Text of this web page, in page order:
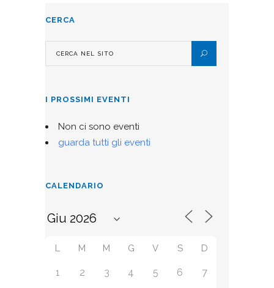
CERCA
I PROSSIMI EVENTI
Non ci sono eventi
guarda tutti gli eventi
CALENDARIO
L M M G V S D
1 2 3 4 5 6 7